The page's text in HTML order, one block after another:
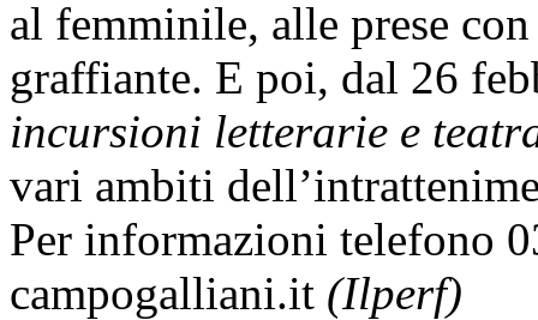
al femminile, alle prese
graffiante. E poi, dal 26
incursioni letterarie e
vari ambiti
Per informazioni telefono
campogalliani.it (Ilperf)